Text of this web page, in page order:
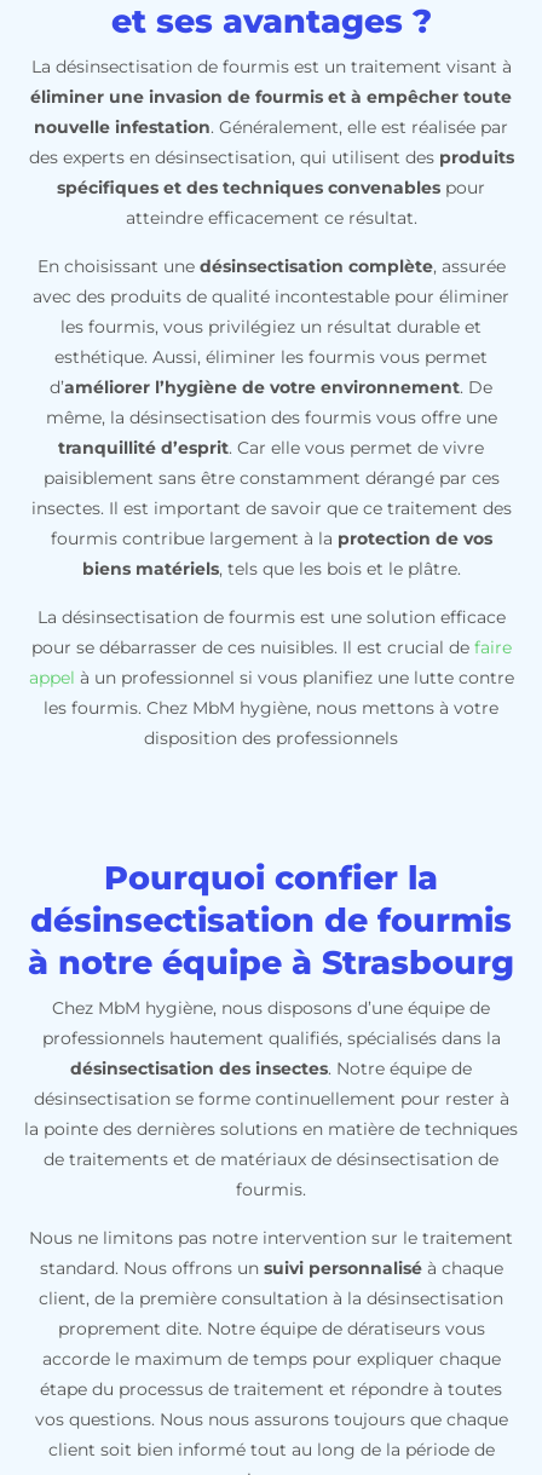
et ses avantages ?
La désinsectisation de fourmis est un traitement visant à
éliminer une invasion de fourmis et à empêcher toute
nouvelle infestation. Généralement, elle est réalisée par
des experts en désinsectisation, qui utilisent des produits
spécifiques et des techniques convenables pour
atteindre efficacement ce résultat.
En choisissant une désinsectisation complète, assurée
avec des produits de qualité incontestable pour éliminer
les fourmis, vous privilégiez un résultat durable et
esthétique. Aussi, éliminer les fourmis vous permet
d’améliorer l’hygiène de votre environnement. De
même, la désinsectisation des fourmis vous offre une
tranquillité d’esprit. Car elle vous permet de vivre
paisiblement sans être constamment dérangé par ces
insectes. Il est important de savoir que ce traitement des
fourmis contribue largement à la protection de vos
biens matériels, tels que les bois et le plâtre.
La désinsectisation de fourmis est une solution efficace
pour se débarrasser de ces nuisibles. Il est crucial de faire
appel à un professionnel si vous planifiez une lutte contre
les fourmis. Chez MbM hygiène, nous mettons à votre
disposition des professionnels
Pourquoi confier la
désinsectisation de fourmis
à notre équipe à Strasbourg
Chez MbM hygiène, nous disposons d’une équipe de
professionnels hautement qualifiés, spécialisés dans la
désinsectisation des insectes. Notre équipe de
désinsectisation se forme continuellement pour rester à
la pointe des dernières solutions en matière de techniques
de traitements et de matériaux de désinsectisation de
fourmis.
Nous ne limitons pas notre intervention sur le traitement
standard. Nous offrons un suivi personnalisé à chaque
client, de la première consultation à la désinsectisation
proprement dite. Notre équipe de dératiseurs vous
accorde le maximum de temps pour expliquer chaque
étape du processus de traitement et répondre à toutes
vos questions. Nous nous assurons toujours que chaque
client soit bien informé tout au long de la période de